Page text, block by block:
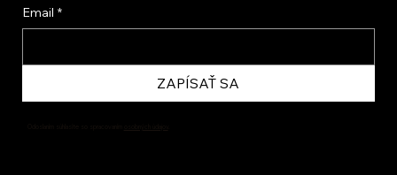
Email *
ZAPÍSAŤ SA